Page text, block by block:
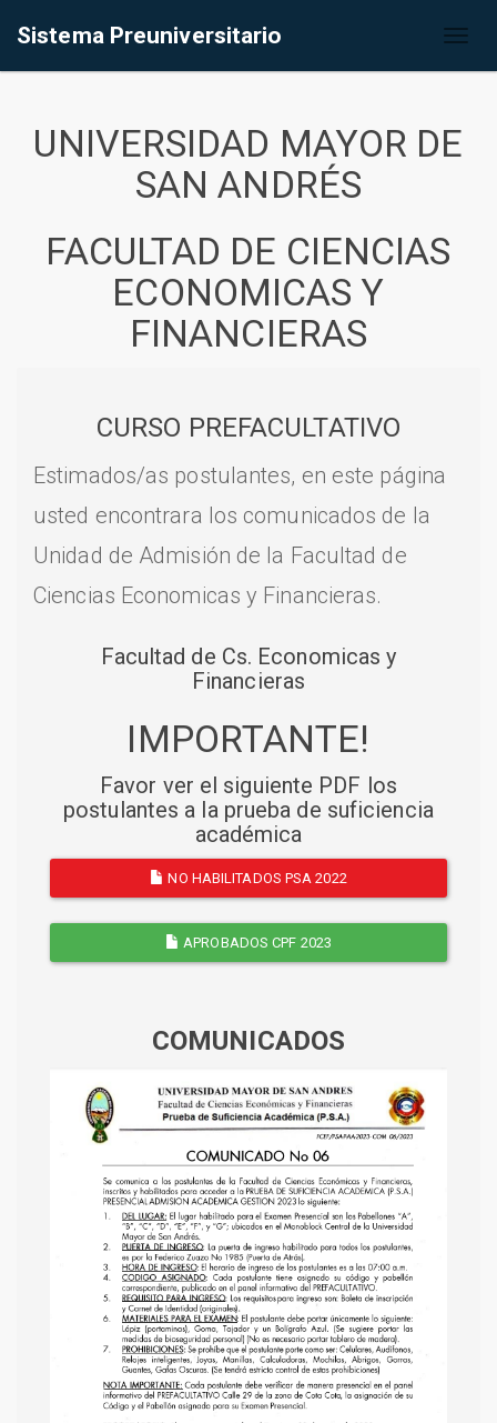
Sistema Preuniversitario
UNIVERSIDAD MAYOR DE
SAN ANDRÉS
FACULTAD DE CIENCIAS
ECONOMICAS Y
FINANCIERAS
CURSO PREFACULTATIVO
Estimados/as postulantes, en este página
usted encontrara los comunicados de la
Unidad de Admisión de la Facultad de
Ciencias Economicas y Financieras.
Facultad de Cs. Economicas y
Financieras
IMPORTANTE!
Favor ver el siguiente PDF los
postulantes a la prueba de suficiencia
académica
NO HABILITADOS PSA 2022
APROBADOS CPF 2023
COMUNICADOS